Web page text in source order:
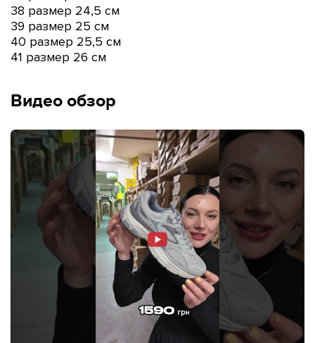
38 размер 24,5 см
39 размер 25 см
40 размер 25,5 см
41 размер 26 см
Видео обзор